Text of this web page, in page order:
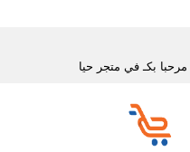
مرحبا بكـ في متجر حيا